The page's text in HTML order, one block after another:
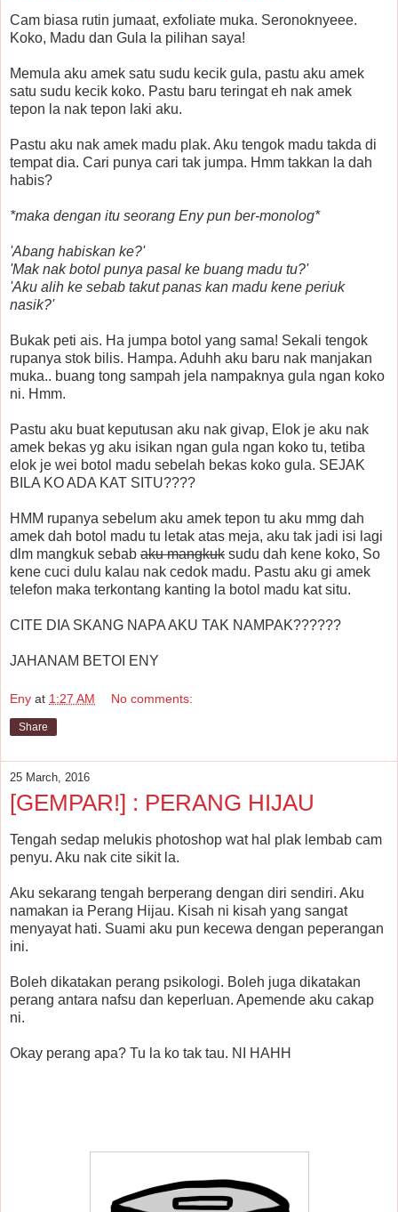
Cam biasa rutin jumaat, exfoliate muka. Seronoknyeee.
Koko, Madu dan Gula la pilihan saya!
Memula aku amek satu sudu kecik gula, pastu aku amek
satu sudu kecik koko. Pastu baru teringat eh nak amek
tepon la nak tepon laki aku.
Pastu aku nak amek madu plak. Aku tengok madu takda di
tempat dia. Cari punya cari tak jumpa. Hmm takkan la dah
habis?
*maka dengan itu seorang Eny pun ber-monolog*
'Abang habiskan ke?'
'Mak nak botol punya pasal ke buang madu tu?'
'Aku alih ke sebab takut panas kan madu kene periuk
nasik?'
Bukak peti ais. Ha jumpa botol yang sama! Sekali tengok
rupanya stok bilis. Hampa. Aduhh aku baru nak manjakan
muka.. buang tong sampah jela nampaknya gula ngan koko
ni. Hmm.
Pastu aku buat keputusan aku nak givap, Elok je aku nak
amek bekas yg aku isikan ngan gula ngan koko tu, tetiba
elok je wei botol madu sebelah bekas koko gula. SEJAK
BILA KO ADA KAT SITU????
HMM rupanya sebelum aku amek tepon tu aku mmg dah
amek dah botol madu tu letak atas meja, aku tak jadi isi lagi
dlm mangkuk sebab aku mangkuk sudu dah kene koko, So
kene cuci dulu kalau nak cedok madu. Pastu aku gi amek
telefon maka terkontang kanting la botol madu kat situ.
CITE DIA SKANG NAPA AKU TAK NAMPAK??????
JAHANAM BETOI ENY
Eny at 1:27 AM No comments:
Share
25 March, 2016
[GEMPAR!] : PERANG HIJAU
Tengah sedap melukis photoshop wat hal plak lembab cam
penyu. Aku nak cite sikit la.
Aku sekarang tengah berperang dengan diri sendiri. Aku
namakan ia Perang Hijau. Kisah ni kisah yang sangat
menyayat hati. Suami aku pun kecewa dengan peperangan
ini.
Boleh dikatakan perang psikologi. Boleh juga dikatakan
perang antara nafsu dan keperluan. Apemende aku cakap
ni.
Okay perang apa? Tu la ko tak tau. NI HAHH